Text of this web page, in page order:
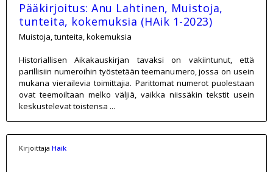
Pääkirjoitus: Anu Lahtinen, Muistoja,
tunteita, kokemuksia (HAik 1-2023)
Muistoja, tunteita, kokemuksia
Historiallisen Aikakauskirjan tavaksi on vakiintunut, että
parillisiin numeroihin työstetään teemanumero, jossa on usein
mukana vierailevia toimittajia. Parittomat numerot puolestaan
ovat teemoiltaan melko väljiä, vaikka niissäkin tekstit usein
keskustelevat toistensa ...
Kirjoittaja Haik